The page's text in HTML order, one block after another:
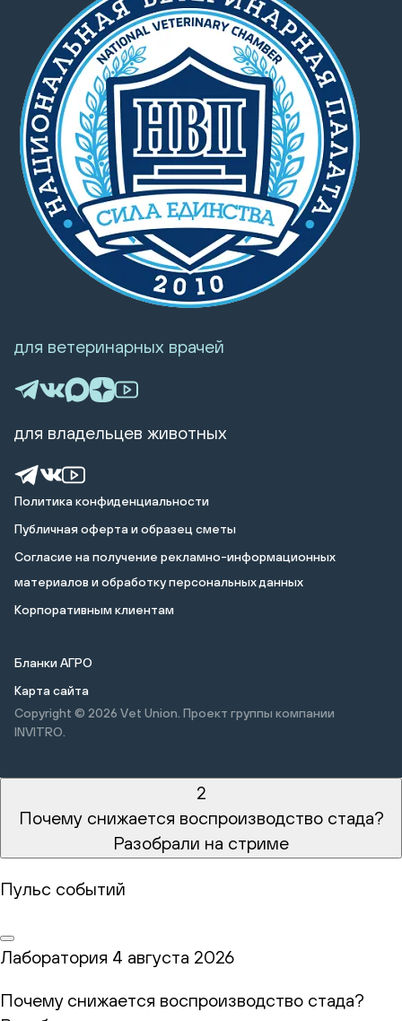
Политика конфиденциальности
Публичная оферта и образец сметы
Cогласие на получение рекламно-информационных
материалов и обработку персональных данных
Корпоративным клиентам
Бланки АГРО
Карта сайта
Copyright © 2026 Vet Union. Проект группы компании
INVITRO.
для ветеринарных врачей
для владельцев животных
2
Почему снижается воспроизводство стада?
Разобрали на стриме
Пульс событий
Лаборатория 4 августа 2026
Почему снижается воспроизводство стада?